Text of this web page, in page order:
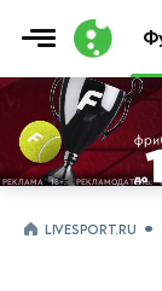
LIVESPORT.RU